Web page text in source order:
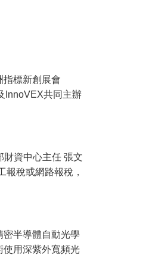
指標新創展會
InnoVEX共同主辦
財資中心主任 張文
稅或網路報稅，
半導體自動光學
使用深紫外寬頻光